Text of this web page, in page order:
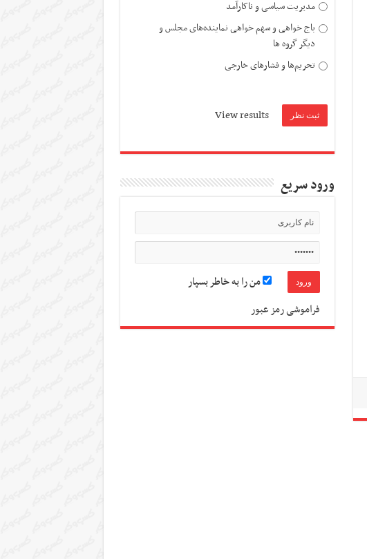
مدیریت سیاسی و ناکارآمد
باج خواهی و سهم خواهی نماینده‌های مجلس و
دیگر گروه ها
تحریم‌ها و فشارهای خارجی
View results
ورود سریع
من را به خاطر بسپار
فراموشی رمز عبور